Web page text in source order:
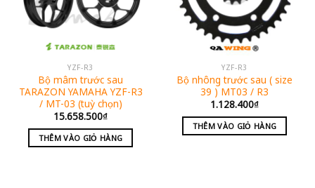
YZF-R3
Bộ mâm trước sau
TARAZON YAMAHA YZF-R3
/ MT-03 (tuỳ chọn)
15.658.500₫
THÊM VÀO GIỎ HÀNG
YZF-R3
Bộ nhông trước sau ( size
39 ) MT03 / R3
1.128.400₫
THÊM VÀO GIỎ HÀNG